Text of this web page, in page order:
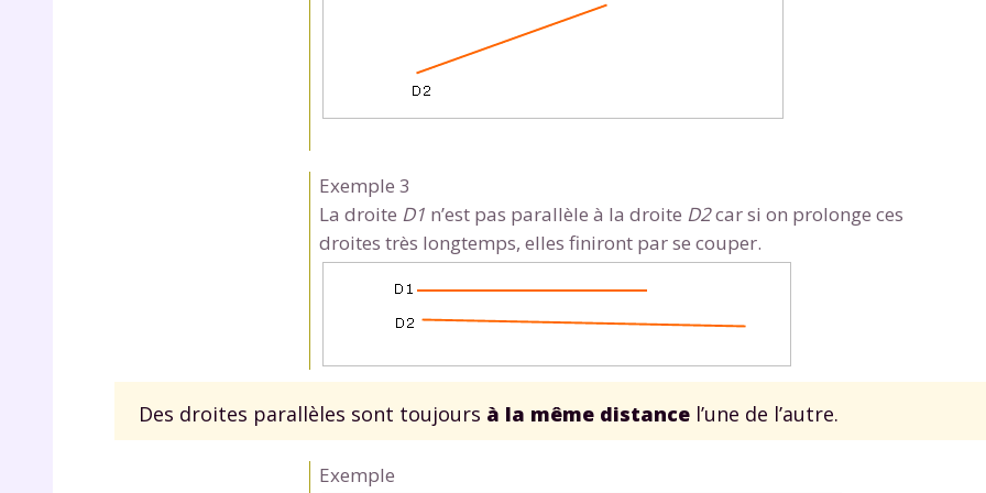
Exemple 3
La droite D1 n’est pas parallèle à la droite D2car si on prolonge ces
droites très longtemps, elles finiront par se couper.
Des droites parallèles sont toujours à la même distance l’une de l’autre.
Exemple
réussir votre année scolaire ?